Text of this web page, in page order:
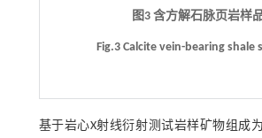
图3 含方解石脉页岩样
Fig.3 Calcite vein-bearing shale
基于岩心X射线衍射测试岩样矿物组成